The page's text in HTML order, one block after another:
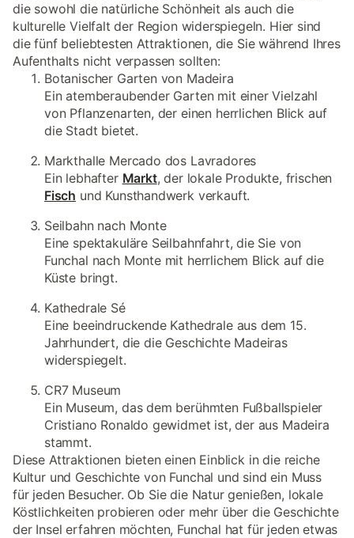
die sowohl die natürliche Schönheit als auch die
kulturelle Vielfalt der Region widerspiegeln. Hier sind
die fünf beliebtesten Attraktionen, die Sie während Ihres
Aufenthalts nicht verpassen sollten:
Botanischer Garten von Madeira
Ein atemberaubender Garten mit einer Vielzahl
von Pflanzenarten, der einen herrlichen Blick auf
die Stadt bietet.
Markthalle Mercado dos Lavradores
Ein lebhafter Markt, der lokale Produkte, frischen
Fisch und Kunsthandwerk verkauft.
Seilbahn nach Monte
Eine spektakuläre Seilbahnfahrt, die Sie von
Funchal nach Monte mit herrlichem Blick auf die
Küste bringt.
Kathedrale Sé
Eine beeindruckende Kathedrale aus dem 15.
Jahrhundert, die die Geschichte Madeiras
widerspiegelt.
CR7 Museum
Ein Museum, das dem berühmten Fußballspieler
Cristiano Ronaldo gewidmet ist, der aus Madeira
stammt.
Diese Attraktionen bieten einen Einblick in die reiche
Kultur und Geschichte von Funchal und sind ein Muss
für jeden Besucher. Ob Sie die Natur genießen, lokale
Köstlichkeiten probieren oder mehr über die Geschichte
der Insel erfahren möchten, Funchal hat für jeden etwas